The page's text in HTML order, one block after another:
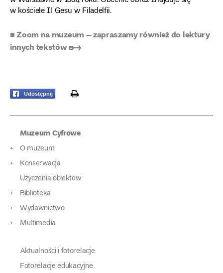
w kościele Il Gesu w Filadelfii.
■ Zoom na muzeum – zapraszamy również do lektury
innych tekstów ➸
Udostępnij print
Muzeum Cyfrowe
O muzeum
Konserwacja
Użyczenia obiektów
Biblioteka
Wydawnictwo
Multimedia
Aktualności i fotorelacje
Fotorelacje edukacyjne